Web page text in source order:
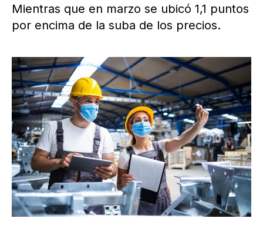
Mientras que en marzo se ubicó 1,1 puntos
por encima de la suba de los precios.